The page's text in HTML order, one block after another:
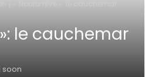
le cauchemar
soon